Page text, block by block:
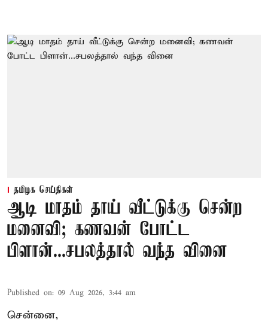
தமிழக செய்திகள்
ஆடி மாதம் தாய் வீட்டுக்கு சென்ற
மனைவி; கணவன் போட்ட
பிளான்...சபலத்தால் வந்த வினை
Published on: 09 Aug 2026, 3:44 am
சென்னை,